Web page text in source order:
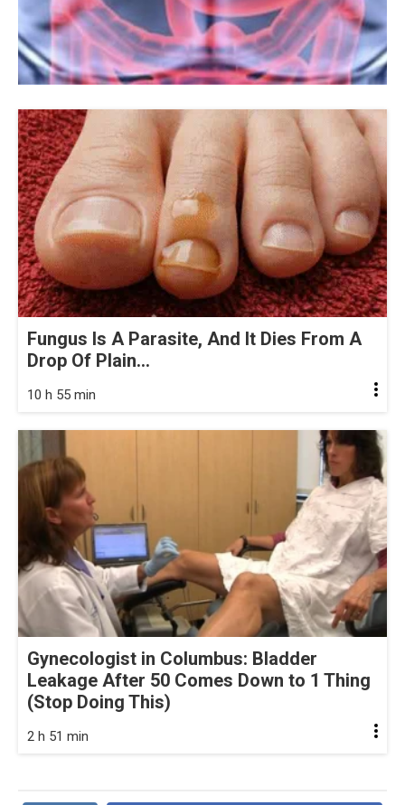
Fungus Is A Parasite, And It Dies From A
Drop Of Plain...
10 h 55 min
Gynecologist in Columbus: Bladder
Leakage After 50 Comes Down to 1 Thing
(Stop Doing This)
2 h 51 min